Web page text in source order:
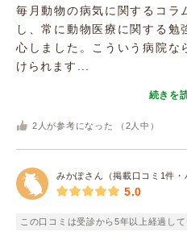
毎月動物の病気に関するコラ
し、常に動物医療に関する
心しました。こういう病院な
けられます...
続きを
2 人が参考になった （ 2 人中）
みかぽさん（掲載口コミ1件・
5.0
この口コミは受診から5年以上経過して